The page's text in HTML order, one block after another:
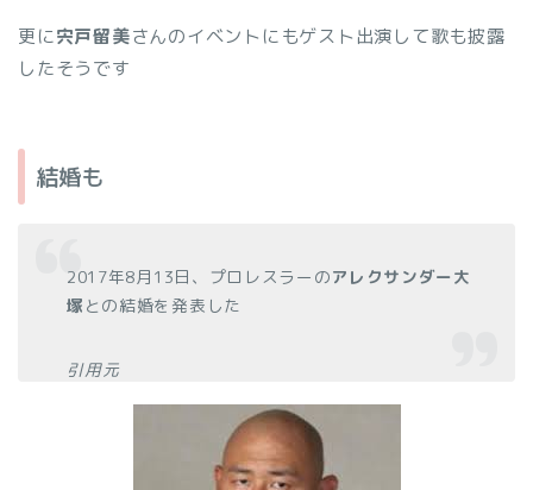
更に宍戸留美さんのイベントにもゲスト出演して歌も披露
したそうです
結婚も
2017年8月13日、プロレスラーのアレクサンダー大
塚 との結婚を発表した
引用元